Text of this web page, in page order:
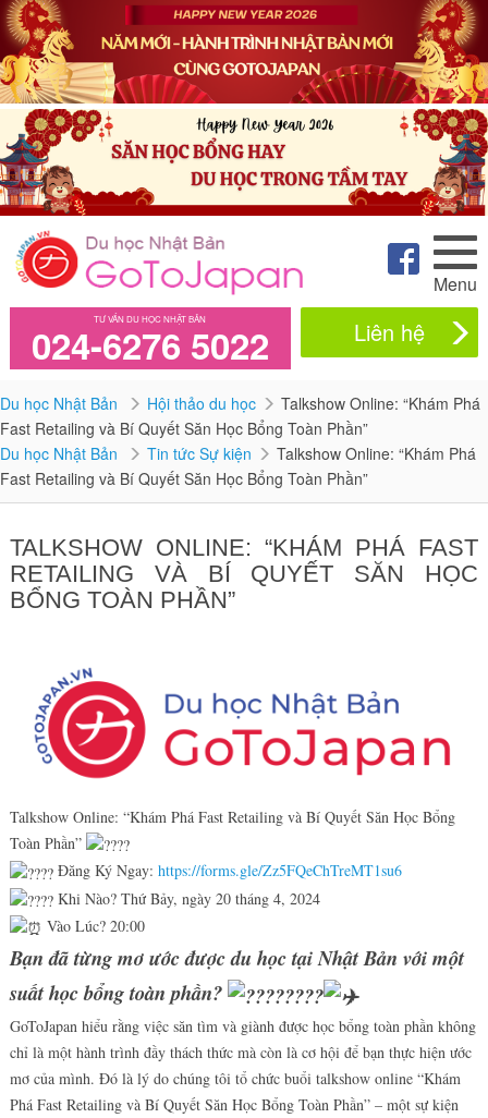
Menu
TƯ VẤN DU HỌC NHẬT BẢN
024-6276 5022 Liên hệ
Du học Nhật Bản Hội thảo du học
Talkshow Online: “Khám Phá
Fast Retailing và Bí Quyết Săn Học Bổng Toàn Phần”
Du học Nhật Bản
Tin tức Sự kiện
Talkshow Online: “Khám Phá
Fast Retailing và Bí Quyết Săn Học Bổng Toàn Phần”
TALKSHOW ONLINE: “KHÁM PHÁ FAST
RETAILING VÀ BÍ QUYẾT SĂN HỌC
BỔNG TOÀN PHẦN”
Talkshow Online: “Khám Phá Fast Retailing và Bí Quyết Săn Học Bổng
Toàn Phần”
Đăng Ký Ngay: https://forms.gle/Zz5FQeChTreMT1su6
Khi Nào? Thứ Bảy, ngày 20 tháng 4, 2024
Vào Lúc? 20:00
Bạn đã từng mơ ước được du học tại Nhật Bản với một
suất học bổng toàn phần?
GoToJapan hiểu rằng việc săn tìm và giành được học bổng toàn phần không
chỉ là một hành trình đầy thách thức mà còn là cơ hội để bạn thực hiện ước
mơ của mình. Đó là lý do chúng tôi tổ chức buổi talkshow online “Khám
Phá Fast Retailing và Bí Quyết Săn Học Bổng Toàn Phần” – một sự kiện